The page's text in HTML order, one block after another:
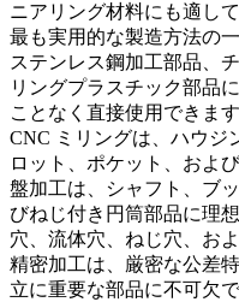
ニアリング材料にも適し
最も実用的な製造方法の一
ステンレス鋼加工部品
リングプラスチック部品
ことなく直接使用できます
CNC ミリングは、ハウジ
ロット、ポケット、およ
盤加工は、シャフト、ブ
びねじ付き円筒部品に理想
穴、流体穴、ねじ穴、お
精密加工は、厳密な公差
立に重要な部品に不可欠